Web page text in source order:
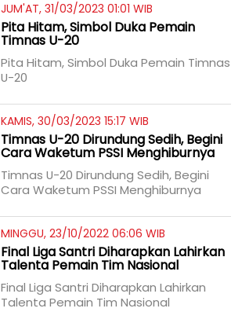
JUM'AT, 31/03/2023 01:01 WIB
Pita Hitam, Simbol Duka Pemain
Timnas U-20
Pita Hitam, Simbol Duka Pemain Timnas
U-20
KAMIS, 30/03/2023 15:17 WIB
Timnas U-20 Dirundung Sedih, Begini
Cara Waketum PSSI Menghiburnya
Timnas U-20 Dirundung Sedih, Begini
Cara Waketum PSSI Menghiburnya
MINGGU, 23/10/2022 06:06 WIB
Final Liga Santri Diharapkan Lahirkan
Talenta Pemain Tim Nasional
Final Liga Santri Diharapkan Lahirkan
Talenta Pemain Tim Nasional